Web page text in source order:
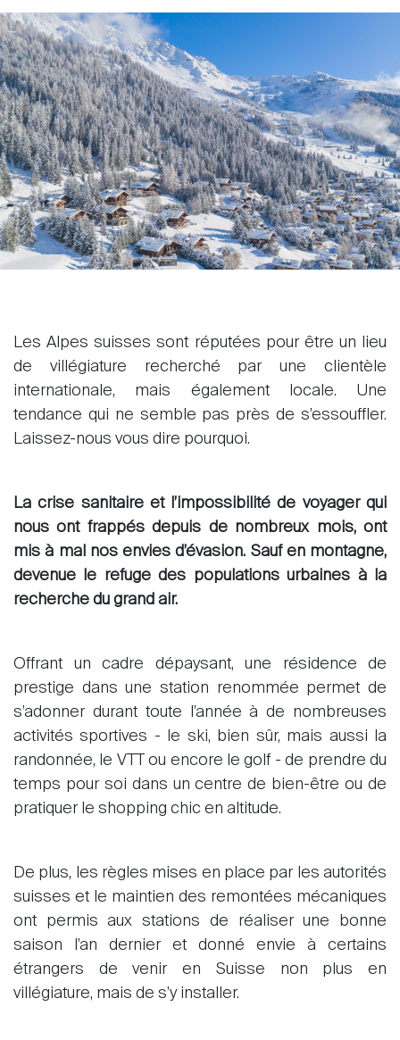
Les Alpes suisses sont réputées pour être un lieu
de villégiature recherché par une clientèle
internationale, mais également locale. Une
tendance qui ne semble pas près de s’essouffler.
Laissez-nous vous dire pourquoi.
La crise sanitaire et l’impossibilité de voyager qui
nous ont frappés depuis de nombreux mois, ont
mis à mal nos envies d’évasion. Sauf en montagne,
devenue le refuge des populations urbaines à la
recherche du grand air.
Offrant un cadre dépaysant, une résidence de
prestige dans une station renommée permet de
s’adonner durant toute l’année à de nombreuses
activités sportives - le ski, bien sûr, mais aussi la
randonnée, le VTT ou encore le golf - de prendre du
temps pour soi dans un centre de bien-être ou de
pratiquer le shopping chic en altitude.
De plus, les règles mises en place par les autorités
suisses et le maintien des remontées mécaniques
ont permis aux stations de réaliser une bonne
saison l’an dernier et donné envie à certains
étrangers de venir en Suisse non plus en
villégiature, mais de s’y installer.